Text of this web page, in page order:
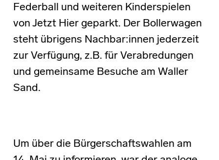
Federball und weiteren Kinderspielen
von Jetzt Hier geparkt. Der Bollerwagen
steht übrigens Nachbar:innen jederzeit
zur Verfügung, z.B. für Verabredungen
und gemeinsame Besuche am Waller
Sand.
Um über die Bürgerschaftswahlen am